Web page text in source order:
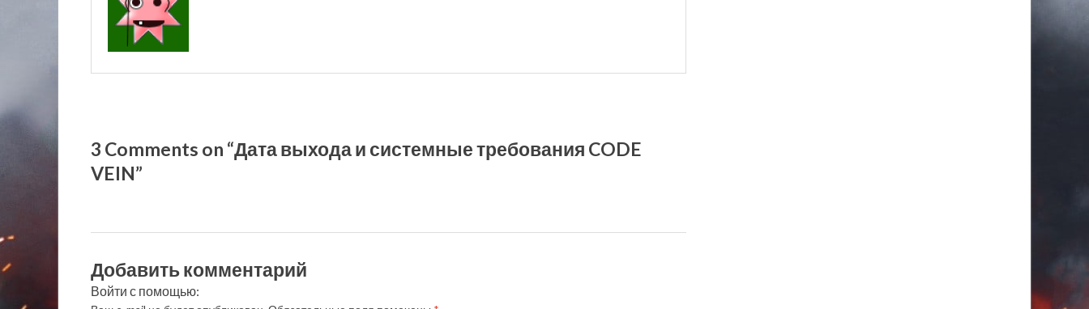
3 Comments on “Дата выхода и системные требования CODE
VEIN”
Добавить комментарий
Войти с помощью: